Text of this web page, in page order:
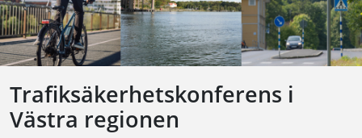
Trafiksäkerhetskonferens i
Västra regionen